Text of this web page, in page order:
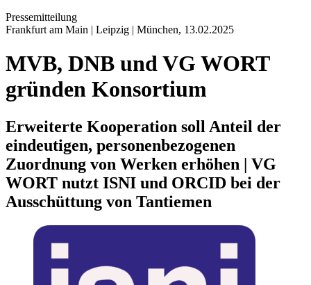
Pressemitteilung
Frankfurt am Main | Leipzig | München, 13.02.2025
MVB, DNB und VG WORT
gründen Konsortium
Erweiterte Kooperation soll Anteil der
eindeutigen, personenbezogenen
Zuordnung von Werken erhöhen | VG
WORT nutzt ISNI und ORCID bei der
Ausschüttung von Tantiemen